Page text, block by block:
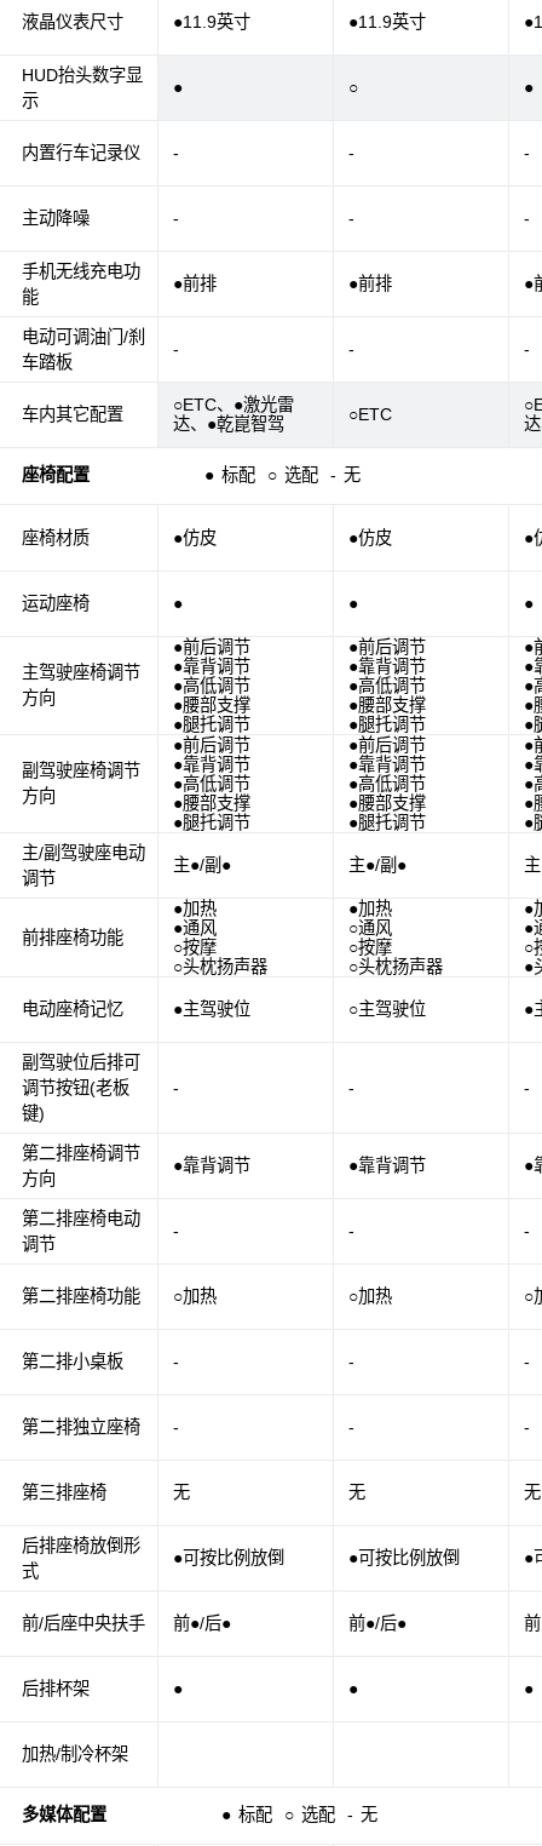
液晶仪表尺寸
HUD抬头数字显
示
内置行车记录仪
主动降噪
手机无线充电功
能
电动可调油门/刹
车踏板
车内其它配置
座椅配置 ● 标配 ○ 选配 - 无
座椅材质
运动座椅
主驾驶座椅调节
方向
副驾驶座椅调节
方向
主/副驾驶座电动
调节
前排座椅功能
电动座椅记忆
副驾驶位后排可
调节按钮(老板
键)
第二排座椅调节
方向
第二排座椅电动
调节
第二排座椅功能
第二排小桌板
第二排独立座椅
第三排座椅
后排座椅放倒形
式
前/后座中央扶手
后排杯架
加热/制冷杯架
多媒体配置 ● 标配 ○ 选配 - 无
●11.9英寸 ●11.9英寸
● ○ ●
- - -
- - -
●前排 ●前排 ●
- - -
○ETC、●激光雷
达、●乾崑智驾
○ETC
●仿皮 ●仿皮 ●
● ● ●
●前后调节
●靠背调节
●高低调节
●腰部支撑
●腿托调节
●前后调节
●靠背调节
●高低调节
●腰部支撑
●腿托调节
●
●
●
●
●
●前后调节
●靠背调节
●高低调节
●腰部支撑
●腿托调节
●前后调节
●靠背调节
●高低调节
●腰部支撑
●腿托调节
●
●
●
●
●
主●/副● 主●/副●
●加热
●通风
○按摩
○头枕扬声器
●加热
○通风
○按摩
○头枕扬声器
●
●
○
●
●主驾驶位 ○主驾驶位 ●
- - -
●靠背调节 ●靠背调节 ●
- - -
○加热 ○加热 ○
- - -
- - -
无 无 无
●可按比例放倒 ●可按比例放倒 ●
前●/后● 前●/后●
● ● ●